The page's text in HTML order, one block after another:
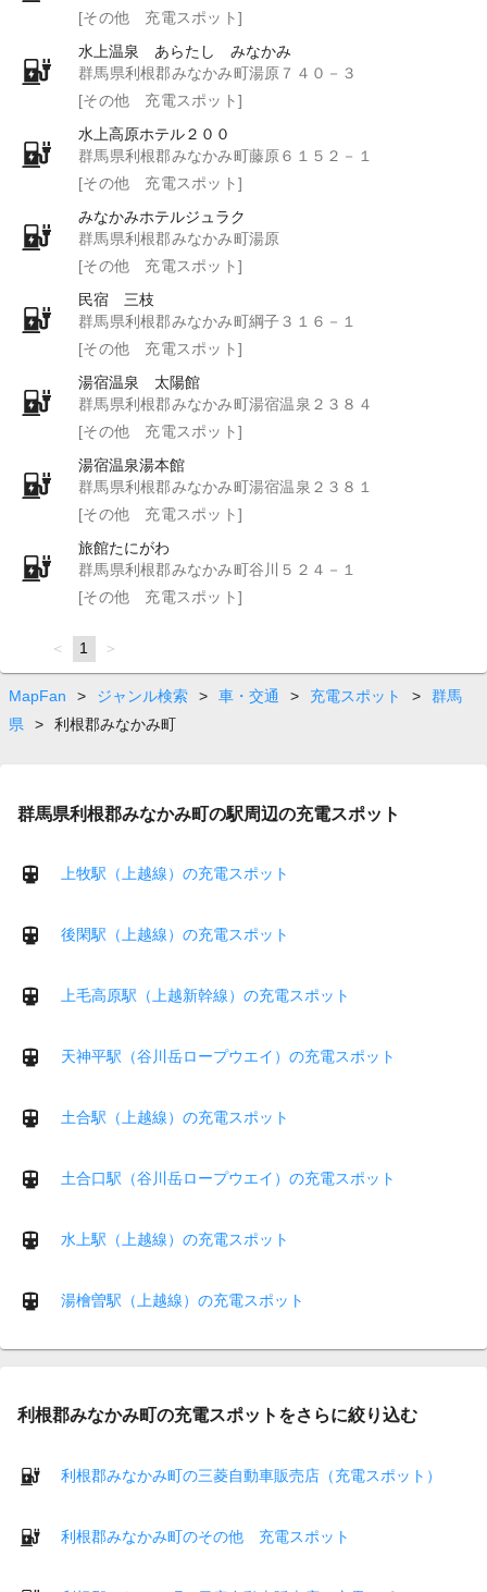
[その他 充電スポット]
水上温泉 あらたし みなかみ
群馬県利根郡みなかみ町湯原７４０－３
[その他 充電スポット]
水上高原ホテル２００
群馬県利根郡みなかみ町藤原６１５２－１
[その他 充電スポット]
みなかみホテルジュラク
群馬県利根郡みなかみ町湯原
[その他 充電スポット]
民宿 三枝
群馬県利根郡みなかみ町綱子３１６－１
[その他 充電スポット]
湯宿温泉 太陽館
群馬県利根郡みなかみ町湯宿温泉２３８４
[その他 充電スポット]
湯宿温泉湯本館
群馬県利根郡みなかみ町湯宿温泉２３８１
[その他 充電スポット]
旅館たにがわ
群馬県利根郡みなかみ町谷川５２４－１
[その他 充電スポット]
page
You're
on
page
1 page
MapFan > ジャンル検索 > 車・交通 > 充電スポット >
群馬
県
> 利根郡みなかみ町
群馬県利根郡みなかみ町の駅周辺の充電スポット
上牧駅（上越線）の充電スポット
後閑駅（上越線）の充電スポット
上毛高原駅（上越新幹線）の充電スポット
天神平駅（谷川岳ロープウエイ）の充電スポット
土合駅（上越線）の充電スポット
土合口駅（谷川岳ロープウエイ）の充電スポット
水上駅（上越線）の充電スポット
湯檜曽駅（上越線）の充電スポット
利根郡みなかみ町の充電スポットをさらに絞り込む
利根郡みなかみ町の三菱自動車販売店（充電スポット）
利根郡みなかみ町のその他 充電スポット